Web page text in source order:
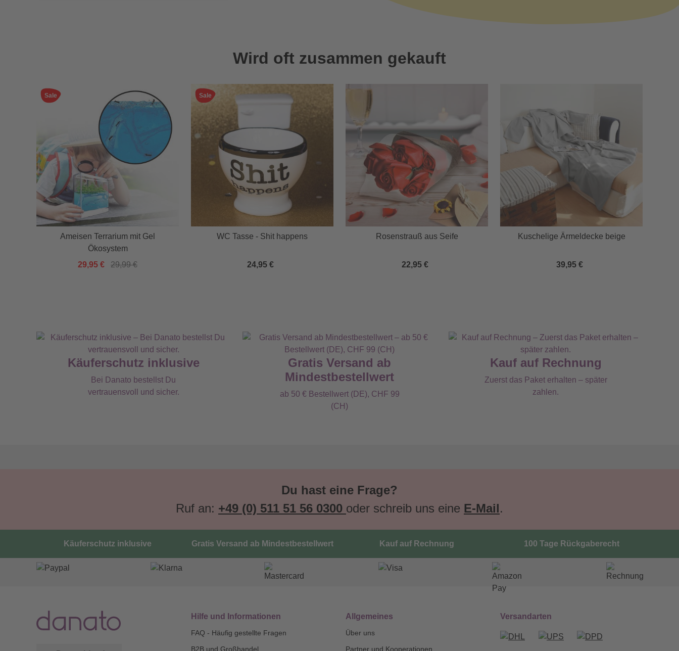
Wird oft zusammen gekauft
Sale
Ameisen Terrarium mit Gel
Ökosystem
29,95 €
29,99 €
Sale
WC Tasse - Shit happens
24,95 €
Rosenstrauß aus Seife
22,95 €
Kuschelige Ärmeldecke beige
39,95 €
Käuferschutz inklusive
Bei Danato bestellst Du
vertrauensvoll und sicher.
Gratis Versand ab
Mindestbestellwert
ab 50 € Bestellwert (DE), CHF 99
(CH)
Kauf auf Rechnung
Zuerst das Paket erhalten – später
zahlen.
Du hast eine Frage?
Ruf an: +49 (0) 511 51 56 0300 oder schreib uns eine E-Mail.
Käuferschutz inklusive Gratis Versand ab Mindestbestellwert Kauf auf Rechnung 100 Tage Rückgaberecht
Versandarten
Hilfe und Informationen
FAQ - Häufig gestellte Fragen
B2B und Großhandel
Allgemeines
Über uns
Partner und Kooperationen